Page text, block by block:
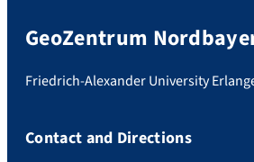
GeoZentrum
Friedrich-Alexander University
Contact and Directions